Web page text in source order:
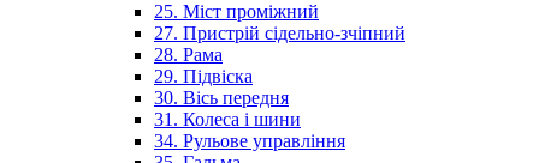
25. Міст проміжний
27. Пристрій сідельно-зчіпний
28. Рама
29. Підвіска
30. Вісь передня
31. Колеса і шини
34. Рульове управління